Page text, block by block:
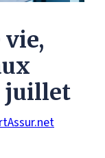
vie,
juillet